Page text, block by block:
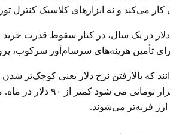
می‌کند و نه ابزارهای کلاسیک کنترل
نرخ دلار در یک سال، در کنار سقوط
برای تأمین هزینه‌های سرسام‌آور
است؛ یعنی با
ارز فربه‌تر می‌شوند.